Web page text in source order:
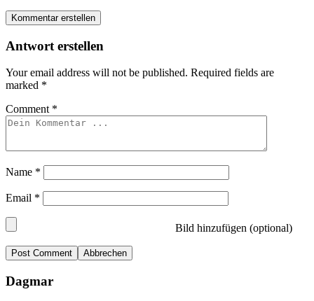
Kommentar erstellen
Antwort erstellen
Your email address will not be published. Required fields are
marked *
Comment *
Name *
Email *
Bild hinzufügen (optional)
Abbrechen
Dagmar